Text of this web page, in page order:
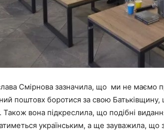
Смірнова зазначила, що ми не маємо
поштовх боротися за свою Батьківщину,
Також вона підкреслила, що подібні
українським, а ще зауважила, що